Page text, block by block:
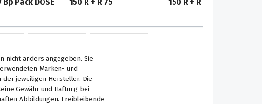
Bp Pack DOSE
150 R + R 75
150 R + R 75
nicht anders angegeben. Sie
Marken- und
der jeweiligen Hersteller. Die
Gewähr und Haftung bei
Abbildungen. Freibleibende